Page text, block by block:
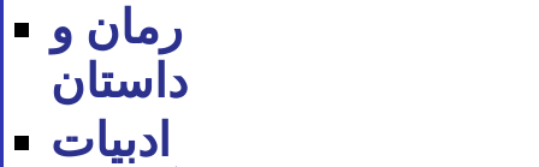
رمان و
داستان
ادبیات